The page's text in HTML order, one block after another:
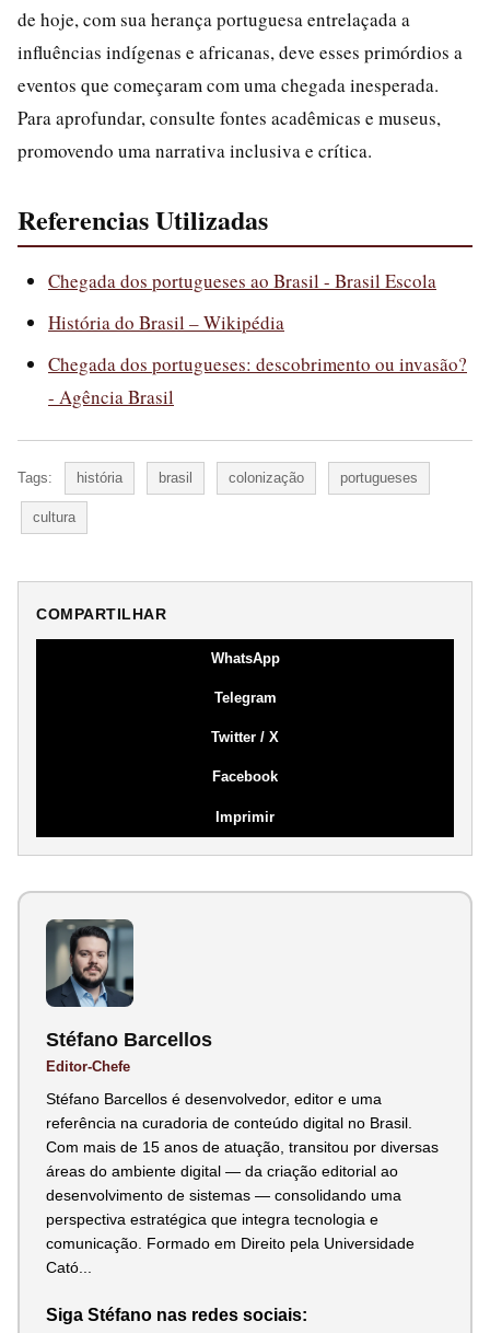
de hoje, com sua herança portuguesa entrelaçada a
influências indígenas e africanas, deve esses primórdios a
eventos que começaram com uma chegada inesperada.
Para aprofundar, consulte fontes acadêmicas e museus,
promovendo uma narrativa inclusiva e crítica.
Referencias Utilizadas
Chegada dos portugueses ao Brasil - Brasil Escola
História do Brasil – Wikipédia
Chegada dos portugueses: descobrimento ou invasão?
- Agência Brasil
Tags: história brasil colonização portugueses
cultura
COMPARTILHAR
WhatsApp
Telegram
Twitter / X
Facebook
Imprimir
Stéfano Barcellos
Editor-Chefe
Stéfano Barcellos é desenvolvedor, editor e uma
referência na curadoria de conteúdo digital no Brasil.
Com mais de 15 anos de atuação, transitou por diversas
áreas do ambiente digital — da criação editorial ao
desenvolvimento de sistemas — consolidando uma
perspectiva estratégica que integra tecnologia e
comunicação. Formado em Direito pela Universidade
Cató...
Siga Stéfano nas redes sociais: